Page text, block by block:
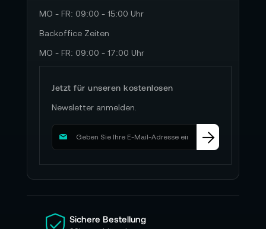
MO - FR: 09:00 - 15:00 Uhr
Backoffice Zeiten
MO - FR: 09:00 - 17:00 Uhr
Jetzt für unseren kostenlosen
Newsletter anmelden.
M
d
i
e
Sichere Bestellung